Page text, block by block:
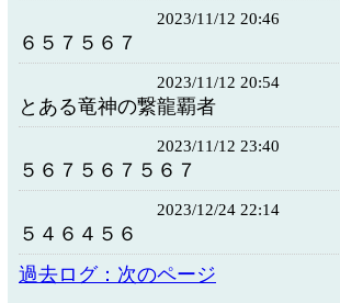
2023/11/12 20:46
６５７５６７
2023/11/12 20:54
とある竜神の繋龍覇者
2023/11/12 23:40
５６７５６７５６７
2023/12/24 22:14
５４６４５６
過去ログ：次のページ